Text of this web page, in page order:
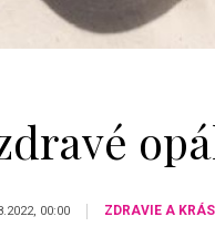
00:00 ZDRAVIE A